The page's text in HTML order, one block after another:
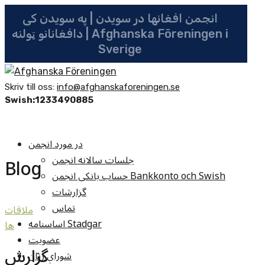
انجمن افغانها در سویدن | په سویدن کی
دافغانانو ټولنه | Afghanska Föreningen i
Sverige
Skriv till oss: info@afghanskaforeningen.se
Swish:1233490885
در مورد انجمن
جلسات سالانه انجمن
حساب بانکی انجمن Bankkonto och Swish
گزارشات
تماس
اساسنامه Stadgar
عضویت
شوراي زنان
Blog
ملاقات
ها
گزارش